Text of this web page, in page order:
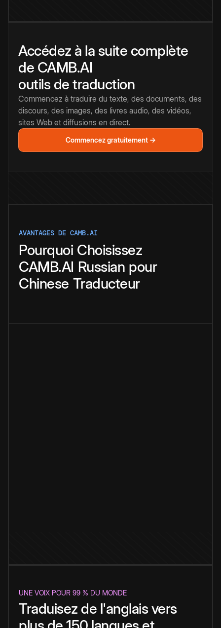
Accédez à la suite complète
de CAMB.AI
outils de traduction
Commencez à traduire du texte, des documents, des
discours, des images, des livres audio, des vidéos,
sites Web et diffusions en direct.
Commencez gratuitement →
AVANTAGES DE CAMB.AI
Pourquoi Choisissez
CAMB.AI Russian pour
Chinese Traducteur
UNE VOIX POUR 99 % DU MONDE
Traduisez de l'anglais vers